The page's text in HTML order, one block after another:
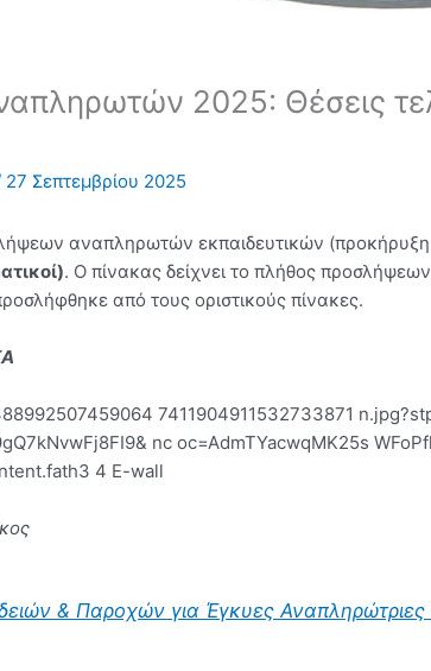
2025: Θέσεις
27 Σεπτεμβρίου 2025
αναπληρωτών εκπαιδευτικών
. Ο πίνακας δείχνει το πλήθος
από τους οριστικούς πίνακες.
& Παροχών για Έγκυες Αναπληρώτριες